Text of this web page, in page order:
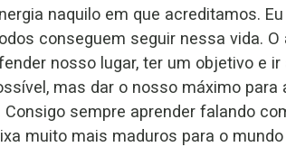
naquilo em que acreditamos.
conseguem seguir nessa vida. O
nosso lugar, ter um objetivo e
mas dar o nosso máximo para
sempre aprender falando
muito mais maduros para o